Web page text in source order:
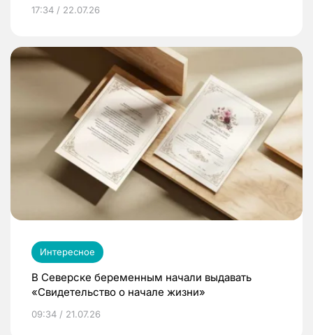
17:34 / 22.07.26
Интересное
В Северске беременным начали выдавать
«Свидетельство о начале жизни»
09:34 / 21.07.26